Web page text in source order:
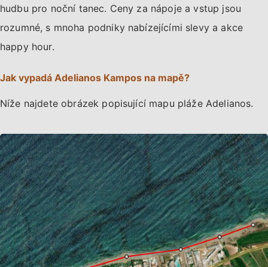
hudbu pro noční tanec. Ceny za nápoje a vstup jsou
rozumné, s mnoha podniky nabízejícími slevy a akce
happy hour.
Jak vypadá Adelianos Kampos na mapě?
Níže najdete obrázek popisující mapu pláže Adelianos.